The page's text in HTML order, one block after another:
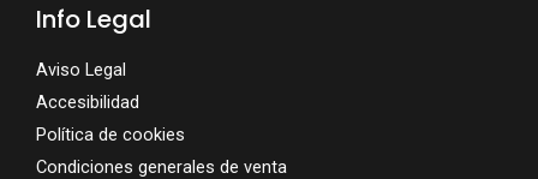
Info Legal
Aviso Legal
Accesibilidad
Política de cookies
Condiciones generales de venta